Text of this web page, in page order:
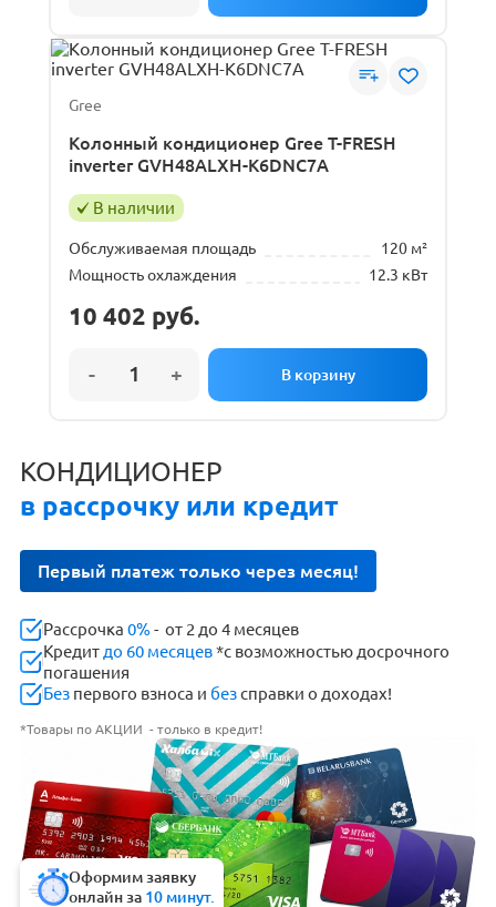
Gree
Колонный кондиционер Gree T-FRESH
inverter GVH48ALXH-K6DNC7A
В наличии
Обслуживаемая площадь
120 м²
Мощность охлаждения
12.3 кВт
10 402 руб.
КОНДИЦИОНЕР
в рассрочку или кредит
Первый платеж только через месяц!
Рассрочка0% - от 2 до 4 месяцев
Кредит до 60 месяцев*с возможностью досрочного
погашения
Без первого взноса и безсправки о доходах!
*Товары по АКЦИИ - только в кредит!
Оформим заявку
онлайн за 10 минут.